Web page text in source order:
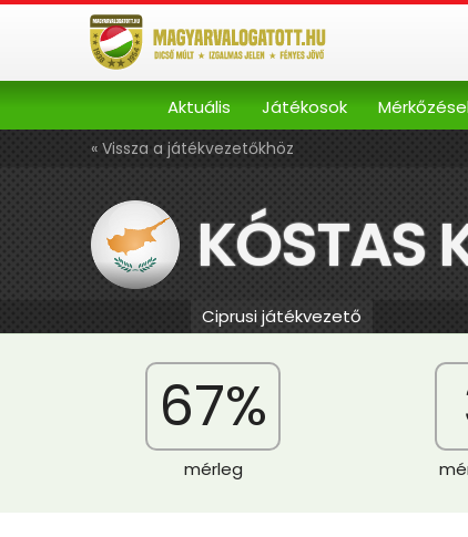
Aktuális Játékosok
« Vissza a játékvezetőkhöz
KÓSTAS
Ciprusi játékvezető
67%
mérleg